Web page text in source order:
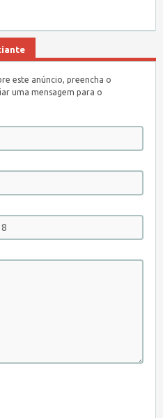
este anúncio, preencha o
uma mensagem para o